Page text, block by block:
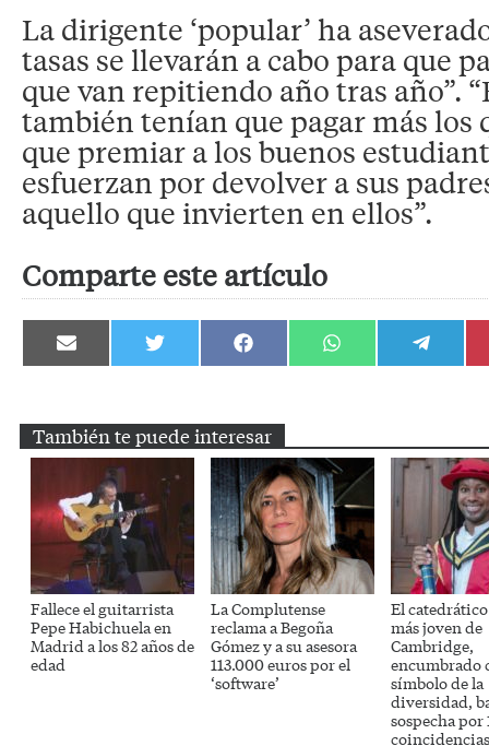
La dirigente ‘popular’ ha
tasas se llevarán a cabo para que
que van repitiendo año tras año”.
también tenían que pagar más los
que premiar a los buenos
esfuerzan por devolver a sus
aquello que invierten en ellos”.
Comparte este artículo
Compartir
en
Compartir
en
Compartir
en
Compartir
en
Compartir
en
También te puede interesar
Fallece el guitarrista
Pepe Habichuela en
Madrid a los 82 años de
edad
La Complutense
reclama a Begoña
Gómez y a su asesora
113.000 euros por el
‘software’
El
más joven de
Cambridge,
encumbrado
símbolo de la
diversidad,
sospecha por